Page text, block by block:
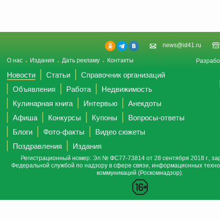
news@id41.ru
О нас Издания Дать рекламу Контакты
Новости Статьи
Справочник организаций
Объявления
Работа
Недвижимость
Кулинарная книга
Интервью
Анекдоты
Афиша
Конкурсы Купоны
Вопросы-ответы
Блоги
Фото-факты
Видео сюжеты
Поздравления
Издания
Регистрационный номер: Эл № ФС77-73814 от 28 сентября 2018 г.,
Федеральной службой по надзору в сфере связи, информационных
коммуникаций (Роскомнадзор).